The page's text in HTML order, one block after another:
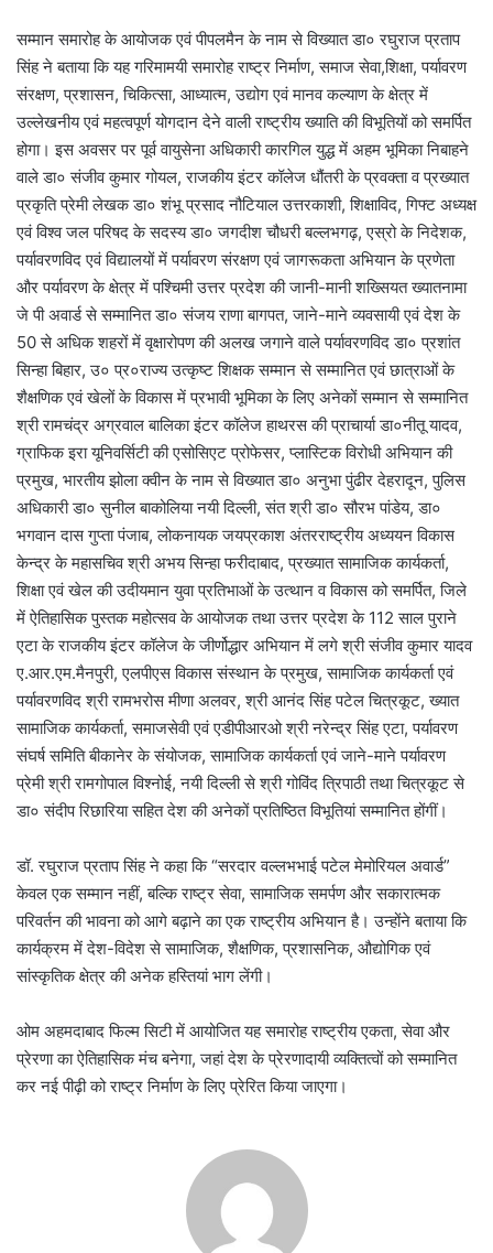
सम्मान समारोह के आयोजक एवं पीपलमैन के नाम से विख्यात डा० रघुराज प्रताप
सिंह ने बताया कि यह गरिमामयी समारोह राष्ट्र निर्माण, समाज सेवा,शिक्षा, पर्यावरण
संरक्षण, प्रशासन, चिकित्सा, आध्यात्म, उद्योग एवं मानव कल्याण के क्षेत्र में
उल्लेखनीय एवं महत्वपूर्ण योगदान देने वाली राष्ट्रीय ख्याति की विभूतियों को समर्पित
होगा। इस अवसर पर पूर्व वायुसेना अधिकारी कारगिल युद्ध में अहम भूमिका निबाहने
वाले डा० संजीव कुमार गोयल, राजकीय इंटर कॉलेज धौंतरी के प्रवक्ता व प्रख्यात
प्रकृति प्रेमी लेखक डा० शंभू प्रसाद नौटियाल उत्तरकाशी, शिक्षाविद, गिफ्ट अध्यक्ष
एवं विश्व जल परिषद के सदस्य डा० जगदीश चौधरी बल्लभगढ़, एस्रो के निदेशक,
पर्यावरणविद एवं विद्यालयों में पर्यावरण संरक्षण एवं जागरूकता अभियान के प्रणेता
और पर्यावरण के क्षेत्र में पश्चिमी उत्तर प्रदेश की जानी-मानी शख्सियत ख्यातनामा
जे पी अवार्ड से सम्मानित डा० संजय राणा बागपत, जाने-माने व्यवसायी एवं देश के
50 से अधिक शहरों में वृक्षारोपण की अलख जगाने वाले पर्यावरणविद डा० प्रशांत
सिन्हा बिहार, उ० प्र०राज्य उत्कृष्ट शिक्षक सम्मान से सम्मानित एवं छात्राओं के
शैक्षणिक एवं खेलों के विकास में प्रभावी भूमिका के लिए अनेकों सम्मान से सम्मानित
श्री रामचंद्र अग्रवाल बालिका इंटर कॉलेज हाथरस की प्राचार्या डा०नीतू यादव,
ग्राफिक इरा यूनिवर्सिटी की एसोसिएट प्रोफेसर, प्लास्टिक विरोधी अभियान की
प्रमुख, भारतीय झोला क्वीन के नाम से विख्यात डा० अनुभा पुंढीर देहरादून, पुलिस
अधिकारी डा० सुनील बाकोलिया नयी दिल्ली, संत श्री डा० सौरभ पांडेय, डा०
भगवान दास गुप्ता पंजाब, लोकनायक जयप्रकाश अंतरराष्ट्रीय अध्ययन विकास
केन्द्र के महासचिव श्री अभय सिन्हा फरीदाबाद, प्रख्यात सामाजिक कार्यकर्ता,
शिक्षा एवं खेल की उदीयमान युवा प्रतिभाओं के उत्थान व विकास को समर्पित, जिले
में ऐतिहासिक पुस्तक महोत्सव के आयोजक तथा उत्तर प्रदेश के 112 साल पुराने
एटा के राजकीय इंटर कॉलेज के जीर्णोद्धार अभियान में लगे श्री संजीव कुमार यादव
ए.आर.एम.मैनपुरी, एलपीएस विकास संस्थान के प्रमुख, सामाजिक कार्यकर्ता एवं
पर्यावरणविद श्री रामभरोस मीणा अलवर, श्री आनंद सिंह पटेल चित्रकूट, ख्यात
सामाजिक कार्यकर्ता, समाजसेवी एवं एडीपीआरओ श्री नरेन्द्र सिंह एटा, पर्यावरण
संघर्ष समिति बीकानेर के संयोजक, सामाजिक कार्यकर्ता एवं जाने-माने पर्यावरण
प्रेमी श्री रामगोपाल विश्नोई, नयी दिल्ली से श्री गोविंद त्रिपाठी तथा चित्रकूट से
डा० संदीप रिछारिया सहित देश की अनेकों प्रतिष्ठित विभूतियां सम्मानित होंगीं।
डॉ. रघुराज प्रताप सिंह ने कहा कि “सरदार वल्लभभाई पटेल मेमोरियल अवार्ड”
केवल एक सम्मान नहीं, बल्कि राष्ट्र सेवा, सामाजिक समर्पण और सकारात्मक
परिवर्तन की भावना को आगे बढ़ाने का एक राष्ट्रीय अभियान है। उन्होंने बताया कि
कार्यक्रम में देश-विदेश से सामाजिक, शैक्षणिक, प्रशासनिक, औद्योगिक एवं
सांस्कृतिक क्षेत्र की अनेक हस्तियां भाग लेंगी।
ओम अहमदाबाद फिल्म सिटी में आयोजित यह समारोह राष्ट्रीय एकता, सेवा और
प्रेरणा का ऐतिहासिक मंच बनेगा, जहां देश के प्रेरणादायी व्यक्तित्वों को सम्मानित
कर नई पीढ़ी को राष्ट्र निर्माण के लिए प्रेरित किया जाएगा।